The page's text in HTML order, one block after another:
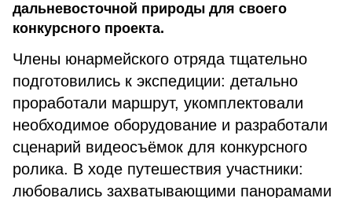
дальневосточной природы для своего
конкурсного проекта.
Члены юнармейского отряда тщательно
подготовились к экспедиции: детально
проработали маршрут, укомплектовали
необходимое оборудование и разработали
сценарий видеосъёмок для конкурсного
ролика. В ходе путешествия участники:
любовались захватывающими панорамами